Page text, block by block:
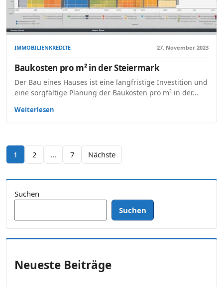
IMMOBILIENKREDITE 27. November 2023
Baukosten pro m² in der Steiermark
Der Bau eines Hauses ist eine langfristige Investition und
eine sorgfältige Planung der Baukosten pro m² in der…
Weiterlesen
Seitennummerierung der Beiträge
1 2 … 7 Nächste
Suchen
Suchen
Neueste Beiträge